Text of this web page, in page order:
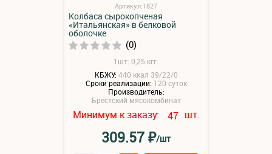
Артикул:1827
Колбаса сырокопченая
«Итальянская» в белковой
оболочке
(0)
1шт: 0,25 кгг.
КБЖУ: 440 ккал 39/22/0
Сроки реализации: 120 суток
Производитель:
Брестский мясокомбинат
Минимум к заказу: 47 шт.
309.57₽/шт